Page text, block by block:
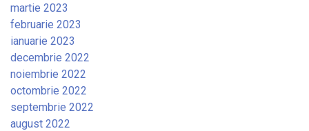
martie 2023
februarie 2023
ianuarie 2023
decembrie 2022
noiembrie 2022
octombrie 2022
septembrie 2022
august 2022